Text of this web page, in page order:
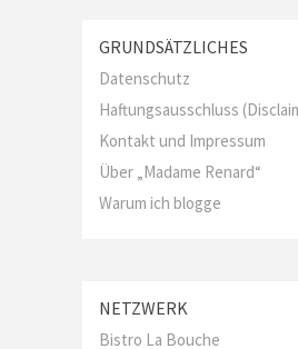
GRUNDSÄTZLICHES
Datenschutz
Haftungsausschluss
Kontakt und Impressum
Über „Madame Renard“
Warum ich blogge
NETZWERK
Bistro La Bouche